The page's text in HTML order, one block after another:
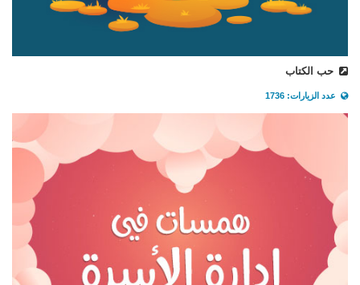
حب الكتاب
عدد الزيارات: 1736